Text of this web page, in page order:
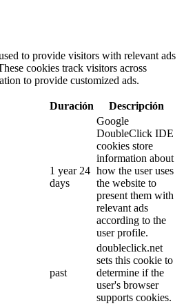
to provide visitors with relevant ads
cookies track visitors across
to provide customized ads.
Duración Descripción
1 year 24
days
Google
DoubleClick IDE
cookies store
information about
how the user uses
the website to
present them with
relevant ads
according to the
user profile.
past
doubleclick.net
sets this cookie to
determine if the
user's browser
supports cookies.